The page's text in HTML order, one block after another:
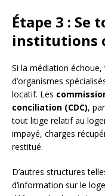
Étape 3 : Se
institutions
Si la médiation échoue,
d’organismes
locatif. Les
conciliation (CDC),
tout litige relatif au
impayé, charges
restitué.
D’autres structures
d’information sur le